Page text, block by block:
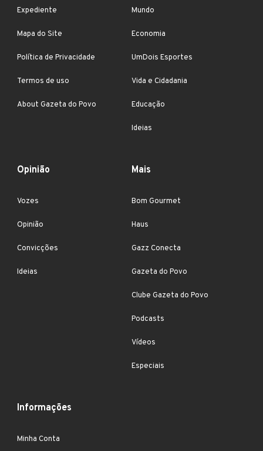
Expediente
Mapa do Site
Política de Privacidade
Termos de uso
About Gazeta do Povo
Mundo
Economia
UmDois Esportes
Vida e Cidadania
Educação
Ideias
Opinião
Vozes
Opinião
Convicções
Ideias
Mais
Bom Gourmet
Haus
Gazz Conecta
Gazeta do Povo
Clube Gazeta do Povo
Podcasts
Vídeos
Especiais
Informações
Minha Conta